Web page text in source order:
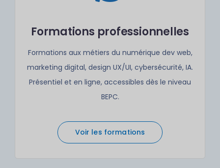
Formations professionnelles
Formations aux métiers du numérique dev web,
marketing digital, design UX/UI, cybersécurité, IA.
Présentiel et en ligne, accessibles dès le niveau
BEPC.
Voir les formations